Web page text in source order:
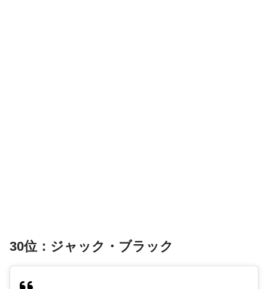
30位：ジャック・ブラック